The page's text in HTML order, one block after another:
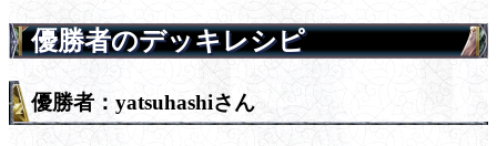
優勝者のデッキレシピ
優勝者：yatsuhashiさん